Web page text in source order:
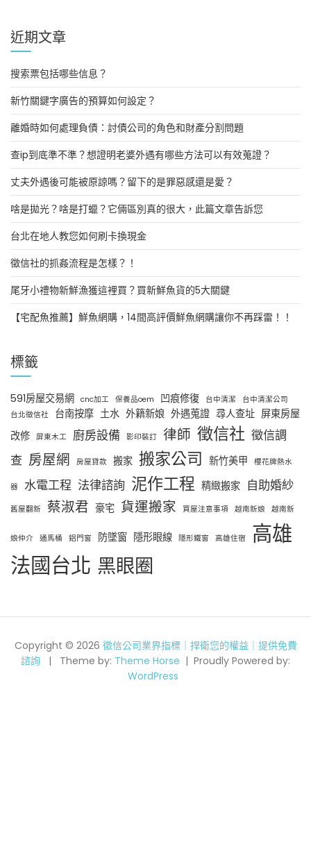
近期文章
搜索票包括哪些信息？
新竹關鍵字廣告的預算如何設定？
離婚時如何處理負債：討債公司的角色和財產分割問題
查ip到底準不準？想證明老婆外遇有哪些方法可以有效蒐證？
丈夫外遇後可能被原諒嗎？留下的是罪惡感還是愛？
啥是拋光？啥是打蠟？它倆區別真的很大，此篇文章告訴您
台北在地人教您如何刷卡換現金
徵信社的抓姦流程是怎樣？！
尾牙小禮物新鮮漁獲這裡買？買新鮮魚貨的5大關鍵
【宅配魚推薦】鮮魚網購，14間高評價鮮魚網購讓你不再踩雷！！
標籤
591房屋交易網 cnc加工 保養品oem 凹痕修復 台中清潔
台中清潔公司
台北徵信社
台南按摩 土水 外籍新娘 外遇蒐證 尋人查址 屏東房屋
改修 屏東木工 廚房設備 影印裝訂 律師 徵信社 徵信調
查 房屋網 房屋貸款 搬家 搬家公司 新竹美甲 櫻花牌熱水
器 水電工程 法律諮詢 泥作工程 精緻搬家 自助婚紗
舊屋翻新 蔡淑君 豪宅 貨運搬家 買屋注意事項 越南新娘 越南新
娘仲介 通馬桶 鋁門窗 防墜窗 隱形眼線 隱形鐵窗 高雄住宿
高雄
法國台北 黑眼圈
Copyright © 2026 徵信公司業界指標｜捍衛您的權益｜提供免費
諮詢
Theme by: Theme Horse
Proudly Powered by:
WordPress